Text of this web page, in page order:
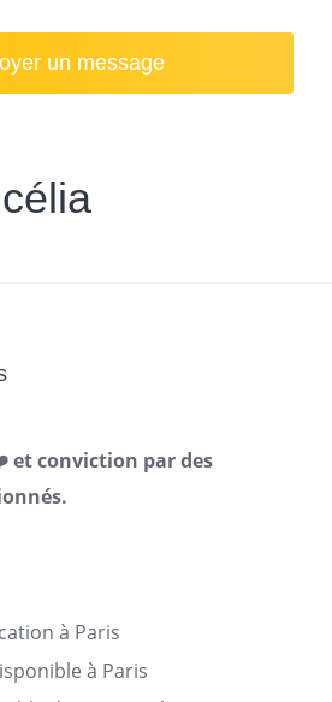
un message
et conviction par des
à Paris
à Paris